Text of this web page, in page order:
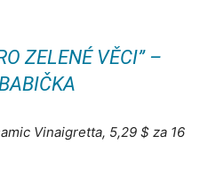
ZELENÉ VĚCI” –
Vinaigretta, 5,29 $ za 16